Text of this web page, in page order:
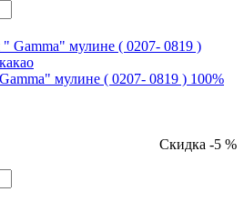
мулине ( 0207- 0819 ) 100%
Скидка -5 %